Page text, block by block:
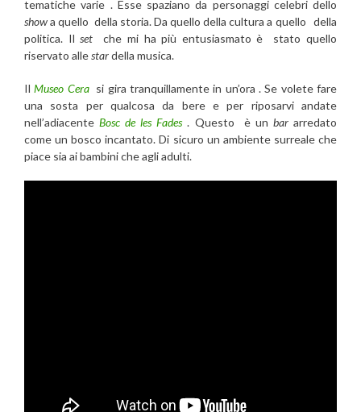
tematiche varie . Esse spaziano da personaggi celebri dello
showa quello della storia. Da quello della cultura a quello della
politica. Ilset che mi ha più entusiasmato è stato quello
riservato allestardella musica.
IlMuseo Cera si gira tranquillamente in un’ora . Se volete fare
una sosta per qualcosa da bere e per riposarvi andate
nell’adiacenteBosc de les Fades. Questo è un bararredato
come un bosco incantato. Di sicuro un ambiente surreale che
piace sia ai bambini che agli adulti.